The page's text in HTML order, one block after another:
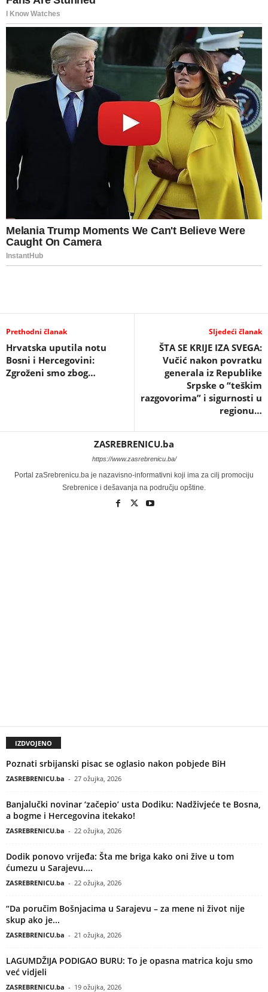
Prethodni članak
Hrvatska uputila notu
Bosni i Hercegovini:
Zgroženi smo zbog…
Sljedeći članak
ŠTA SE KRIJE IZA SVEGA:
Vučić nakon povratku
generala iz Republike
Srpske o “teškim
razgovorima” i sigurnosti u
regionu…
ZASREBRENICU.ba
https://www.zasrebrenicu.ba/
Portal zaSrebrenicu.ba je nazavisno-informativni koji ima za cilj promociju
Srebrenice i dešavanja na području opštine.
IZDVOJENO
Poznati srbijanski pisac se oglasio nakon pobjede BiH
ZASREBRENICU.ba - 27 ožujka, 2026
Banjalučki novinar ‘začepio’ usta Dodiku: Nadživjeće te Bosna,
a bogme i Hercegovina itekako!
ZASREBRENICU.ba - 22 ožujka, 2026
Dodik ponovo vrijeđa: Šta me briga kako oni žive u tom
ćumezu u Sarajevu....
ZASREBRENICU.ba - 22 ožujka, 2026
“Da poručim Bošnjacima u Sarajevu – za mene ni život nije
skup ako je...
ZASREBRENICU.ba - 21 ožujka, 2026
LAGUMDŽIJA PODIGAO BURU: To je opasna matrica koju smo
već vidjeli
ZASREBRENICU.ba - 19 ožujka, 2026